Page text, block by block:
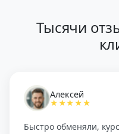
Тысячи
Алексей
★★★★★
Быстро обменяли,